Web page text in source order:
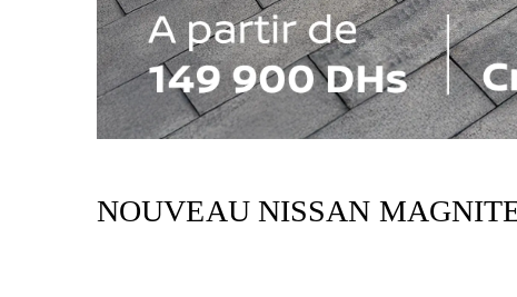
NOUVEAU NISSAN